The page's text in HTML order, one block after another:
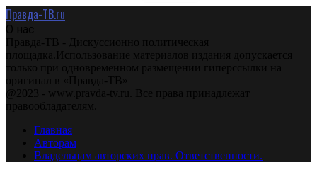
Правда-ТВ.ru
О нас
Правда-ТВ - Дискуссионно политическая
площадка.Использование материалов издания допускается
только при одновременном размещении гиперссылки на
оригинал в «Правда-ТВ»
@2023 - www.pravda-tv.ru. Все права принадлежат
правообладателям.
Главная
Авторам
Владельцам авторских прав. Ответственности.